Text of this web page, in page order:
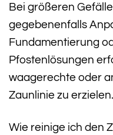
Bei größeren
gegebenenfalls
Fundamentierung
Pfostenlösungen
waagerechte oder
Zaunlinie zu erzielen.
Wie reinige ich den